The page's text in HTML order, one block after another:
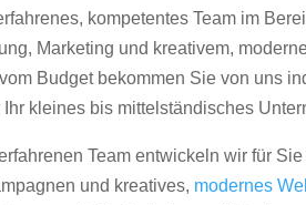
kompetentes Team im
Marketing und kreativem,
Budget bekommen Sie von uns
Ihr kleines bis mittelständisches
Team entwickeln wir für
und kreatives, modernes